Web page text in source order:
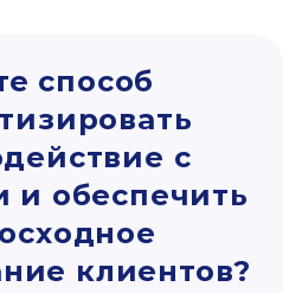
способ
с
и обеспечить
клиентов?